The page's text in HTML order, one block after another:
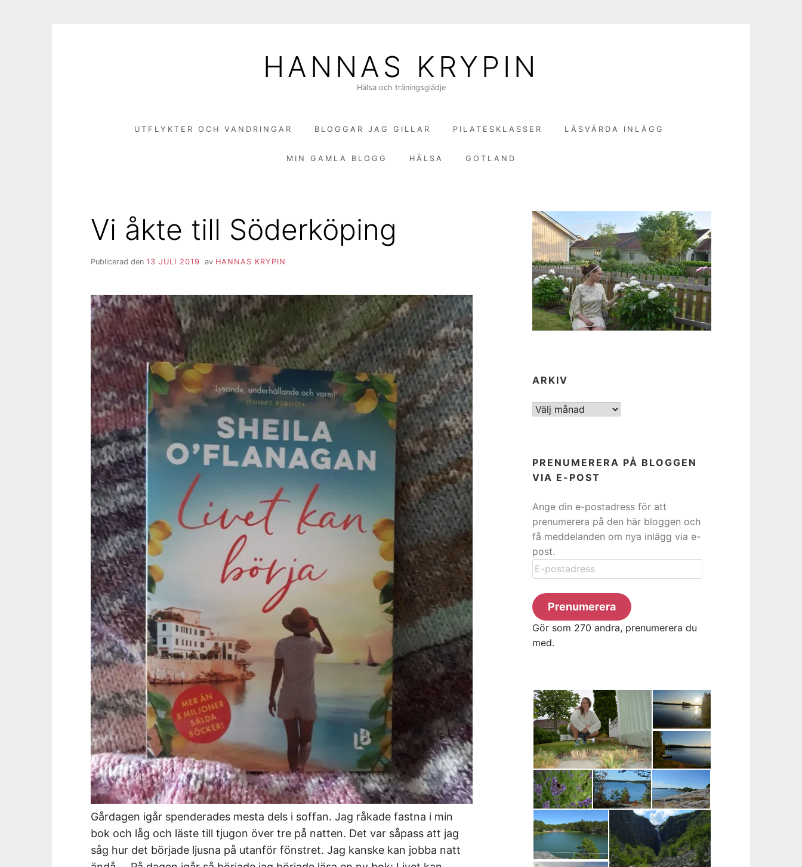
HANNAS KRYPIN
Hälsa och träningsglädje
UTFLYKTER OCH VANDRINGAR BLOGGAR JAG GILLAR PILATESKLASSER LÄSVÄRDA INLÄGG
MIN GAMLA BLOGG HÄLSA GOTLAND
Vi åkte till Söderköping
Publicerad den 13 JULI 2019 av HANNAS KRYPIN
Gårdagen igår spenderades mesta dels i soffan. Jag råkade fastna i min
bok och låg och läste till tjugon över tre på natten. Det var såpass att jag
såg hur det började ljusna på utanför fönstret. Jag kanske kan jobba natt
ARKIV
ARKIV
PRENUMERERA PÅ BLOGGEN
VIA E-POST
Ange din e-postadress för att
prenumerera på den här bloggen och
få meddelanden om nya inlägg via e-
post.
E-
postadress
Prenumerera
Gör som 270 andra, prenumerera du
med.